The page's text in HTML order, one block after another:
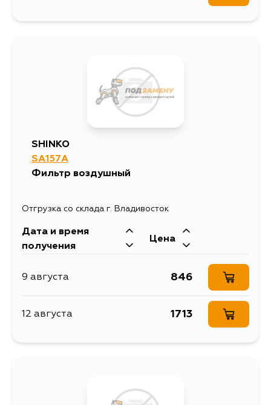
SHINKO
SA157A
Фильтр воздушный
Отгрузка со склада г. Владивосток
Дата и время
получения
Цена
9 августа 846
12 августа 1713